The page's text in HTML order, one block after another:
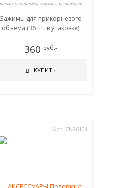
Шпильки, невидимки, зажимы, резинки, валики для причесок
Зажимы для прикорневого
объема (36 шт в упаковке)
360 руб.-
КУПИТЬ
Арт. CN86101